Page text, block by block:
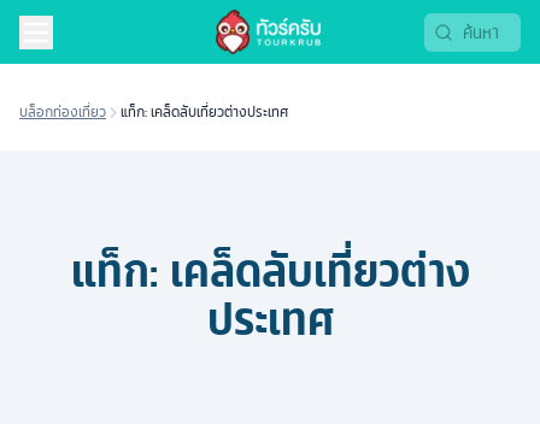
บล็อกท่องเที่ยว แท็ก: เคล็ดลับเที่ยวต่างประเทศ
แท็ก: เคล็ดลับเที่ยวต่าง
ประเทศ